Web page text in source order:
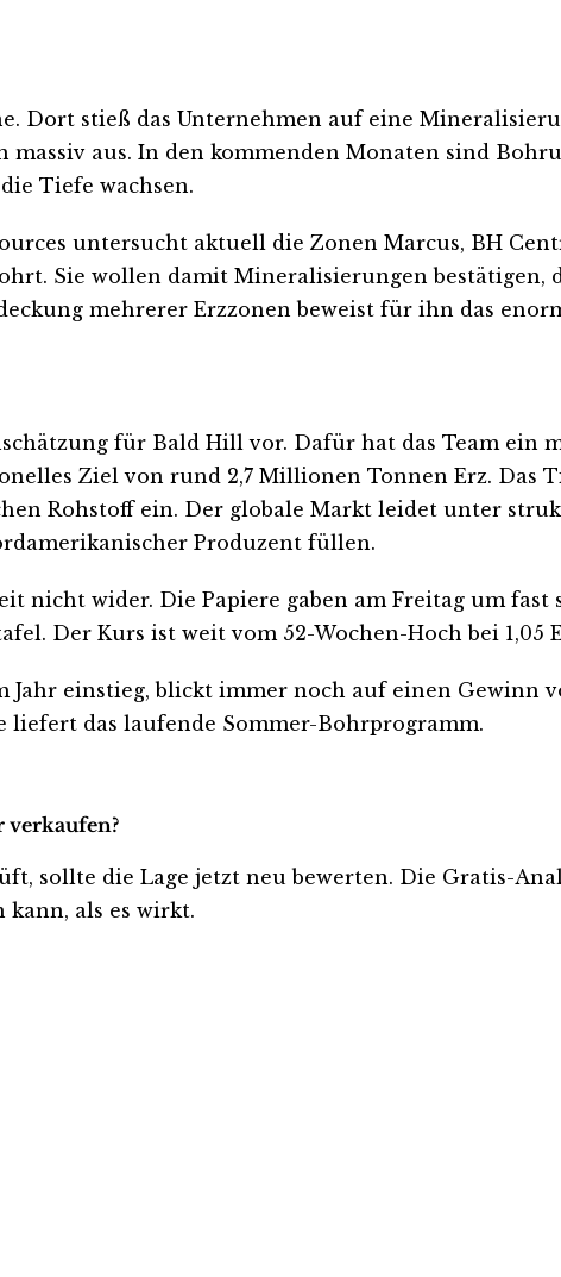
Dort stieß das Unternehmen auf eine
aus. In den kommenden Monaten sind
Tiefe wachsen.
untersucht aktuell die Zonen Marcus, BH
Sie wollen damit Mineralisierungen bestätigen,
mehrerer Erzzonen beweist für ihn das
für Bald Hill vor. Dafür hat das Team ein
Ziel von rund 2,7 Millionen Tonnen Erz. Das
Rohstoff ein. Der globale Markt leidet unter
Produzent füllen.
nicht wider. Die Papiere gaben am Freitag um fast
Der Kurs ist weit vom 52-Wochen-Hoch bei 1,05
einstieg, blickt immer noch auf einen Gewinn
das laufende Sommer-Bohrprogramm.
verkaufen?
sollte die Lage jetzt neu bewerten. Die Gratis-
als es wirkt.